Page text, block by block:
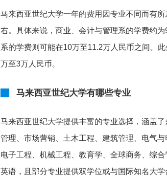
马来西亚世纪大学一年的费用因专业不同而有
右。具体来说，商业、会计与管理系的学费约
系的学费则可能在10万至11.2万人民币之间。
万至3万人民币。
马来西亚世纪大学有哪些专业
马来西亚世纪大学提供丰富的专业选择，涵盖
管理、市场营销、土木工程、建筑管理、电气
电子工程、机械工程、教育学、全球商务、综
英语，且部分专业提供双学位或与国际知名大学